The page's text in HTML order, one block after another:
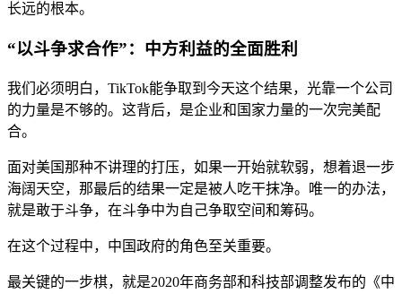
长远的根本。
“以斗争求合作”：中方利益的全面胜利
我们必须明白，TikTok能争取到今天这个结果，光靠一个公司
的力量是不够的。这背后，是企业和国家力量的一次完美配
合。
面对美国那种不讲理的打压，如果一开始就软弱，想着退一步
海阔天空，那最后的结果一定是被人吃干抹净。唯一的办法，
就是敢于斗争，在斗争中为自己争取空间和筹码。
在这个过程中，中国政府的角色至关重要。
最关键的一步棋，就是2020年商务部和科技部调整发布的《中